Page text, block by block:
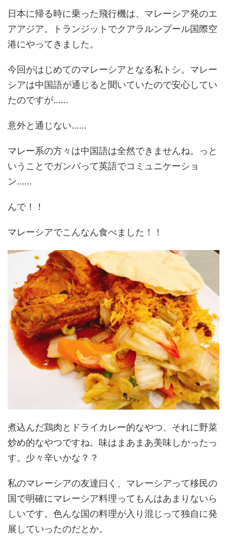
日本に帰る時に乗った飛行機は、マレーシア発のエ
アアジア。トランジットでクアラルンプール国際空
港にやってきました。
今回がはじめてのマレーシアとなる私トシ。マレー
シアは中国語が通じると聞いていたので安心してい
たのですが……
意外と通じない……
マレー系の方々は中国語は全然できませんね。っと
いうことでガンバって英語でコミュニケーショ
ン……
んで！！
マレーシアでこんなん食べました！！
煮込んだ鶏肉とドライカレー的なやつ、それに野菜
炒め的なやつですね。味はまあまあ美味しかったっ
す。少々辛いかな？？
私のマレーシアの友達曰く、マレーシアって移民の
国で明確にマレーシア料理ってもんはあまりないら
しいです。色んな国の料理が入り混じって独自に発
展していったのだとか。